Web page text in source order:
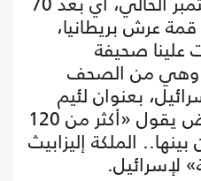
عرش بريطانيا،
علينا صحيفة
وهي من الصحف
بعنوان لئيم
بعيد النظر بالبنط العريض يقول «أكثر من 120
الملكة إليزابيث
لإسرائيل.